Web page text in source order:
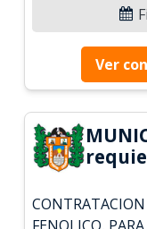
Ver